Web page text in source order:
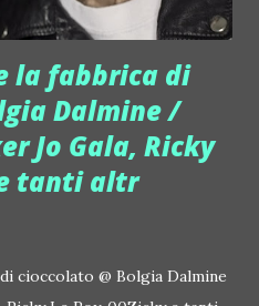
poi ospitano un top dj
la fabbrica di
Dalmine /
Jo Gala, Ricky
tanti altr
cioccolato @ Bolgia Dalmine